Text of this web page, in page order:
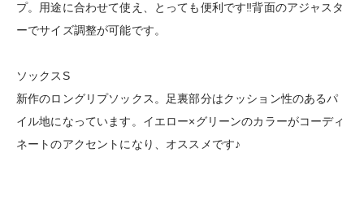
プ。用途に合わせて使え、とっても便利です‼︎背面のアジャスタ
ーでサイズ調整が可能です。
ソックスS
新作のロングリプソックス。足裏部分はクッション性のあるパ
イル地になっています。イエロー×グリーンのカラーがコーディ
ネートのアクセントになり、オススメです♪